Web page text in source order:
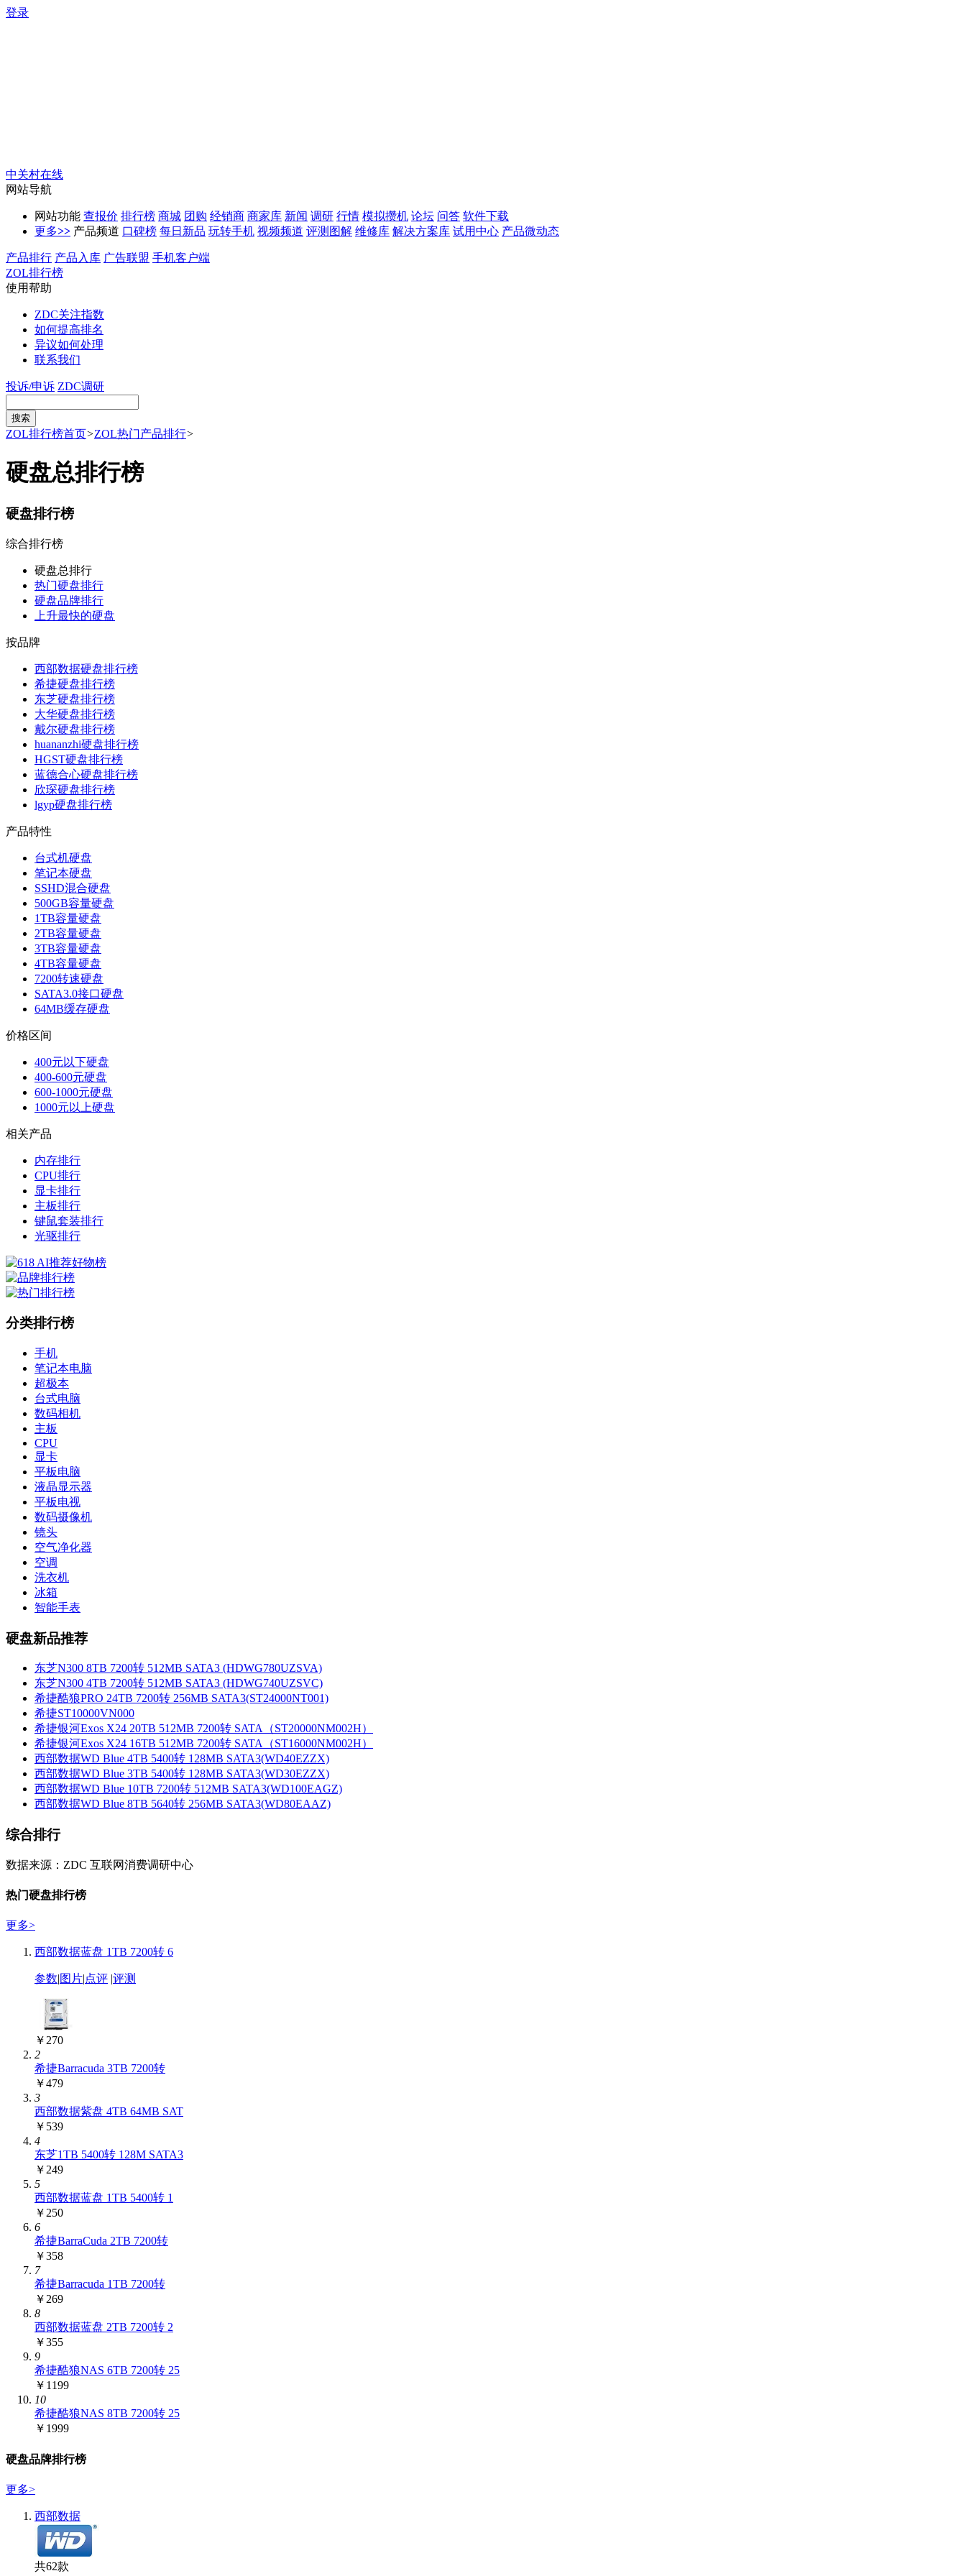
登录
中关村在线
网站导航
网站功能 查报价 排行榜 商城 团购 经销商 商家库 新闻 调研 行情 模拟攒机 论坛 问答 软件下载
更多>> 产品频道 口碑榜 每日新品 玩转手机 视频频道 评测图解 维修库 解决方案库 试用中心 产品微动态
产品排行 产品入库 广告联盟 手机客户端
ZOL排行榜
使用帮助
ZDC关注指数
如何提高排名
异议如何处理
联系我们
投诉/申诉 ZDC调研
ZOL排行榜首页>ZOL热门产品排行>
硬盘总排行榜
硬盘排行榜
综合排行榜
硬盘总排行
热门硬盘排行
硬盘品牌排行
上升最快的硬盘
按品牌
西部数据硬盘排行榜
希捷硬盘排行榜
东芝硬盘排行榜
大华硬盘排行榜
戴尔硬盘排行榜
huananzhi硬盘排行榜
HGST硬盘排行榜
蓝德合心硬盘排行榜
欣琛硬盘排行榜
lgyp硬盘排行榜
产品特性
台式机硬盘
笔记本硬盘
SSHD混合硬盘
500GB容量硬盘
1TB容量硬盘
2TB容量硬盘
3TB容量硬盘
4TB容量硬盘
7200转速硬盘
SATA3.0接口硬盘
64MB缓存硬盘
价格区间
400元以下硬盘
400-600元硬盘
600-1000元硬盘
1000元以上硬盘
相关产品
内存排行
CPU排行
显卡排行
主板排行
键鼠套装排行
光驱排行
分类排行榜
手机
笔记本电脑
超极本
台式电脑
数码相机
主板
CPU
显卡
平板电脑
液晶显示器
平板电视
数码摄像机
镜头
空气净化器
空调
洗衣机
冰箱
智能手表
硬盘新品推荐
东芝N300 8TB 7200转 512MB SATA3 (HDWG780UZSVA)
东芝N300 4TB 7200转 512MB SATA3 (HDWG740UZSVC)
希捷酷狼PRO 24TB 7200转 256MB SATA3(ST24000NT001)
希捷ST10000VN000
希捷银河Exos X24 20TB 512MB 7200转 SATA（ST20000NM002H）
希捷银河Exos X24 16TB 512MB 7200转 SATA（ST16000NM002H）
西部数据WD Blue 4TB 5400转 128MB SATA3(WD40EZZX)
西部数据WD Blue 3TB 5400转 128MB SATA3(WD30EZZX)
西部数据WD Blue 10TB 7200转 512MB SATA3(WD100EAGZ)
西部数据WD Blue 8TB 5640转 256MB SATA3(WD80EAAZ)
综合排行
数据来源：ZDC 互联网消费调研中心
热门硬盘排行榜
更多>
西部数据蓝盘 1TB 7200转 6
参数|图片|点评 |评测
￥270
2
希捷Barracuda 3TB 7200转
￥479
3
西部数据紫盘 4TB 64MB SAT
￥539
4
东芝1TB 5400转 128M SATA3
￥249
5
西部数据蓝盘 1TB 5400转 1
￥250
6
希捷BarraCuda 2TB 7200转
￥358
7
希捷Barracuda 1TB 7200转
￥269
8
西部数据蓝盘 2TB 7200转 2
￥355
9
希捷酷狼NAS 6TB 7200转 25
￥1199
10
希捷酷狼NAS 8TB 7200转 25
￥1999
硬盘品牌排行榜
更多>
西部数据
共62款